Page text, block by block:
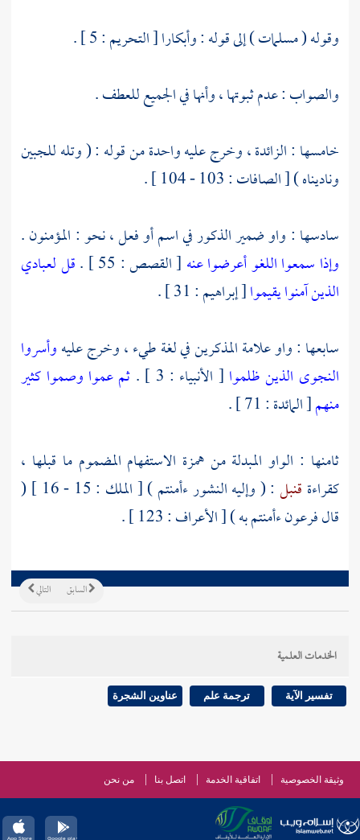
وقوله ( مسلمات ) إلى قوله : وأبكارا [ التحريم : 5 ] .
والصواب : عدم ثبوتها ، وأنها في الجميع للعطف .
خامسها : الزائدة ، وخرج عليه واحدة من قوله : ( وتله للجبين
وناديناه ) [ الصافات : 103 - 104 ] .
سادسها : واو ضمير الذكور في اسم أو فعل ، نحو : المؤمنون .
وإذا سمعوا اللغو أعرضوا عنه [ القصص : 55 ] .
قل لعبادي
الذين آمنوا يقيموا[ إبراهيم : 31 ] .
سابعها : واو علامة المذكرين في لغةطيء، وخرج عليهوأسروا
النجوى الذين ظلموا [ الأنبياء : 3 ] .
ثم عموا وصموا كثير
منهم[ المائدة : 71 ] .
ثامنها : الواو المبدلة من همزة الاستفهام المضموم ما قبلها ،
كقراءة قنبل
: ( وإليه النشور ءأمنتم ) [ الملك : 15 - 16 ] (
قال فرعون ءأمنتم به ) [ الأعراف : 123 ] .
التالي السابق
الخدمات العلمية
تفسير الآية ترجمة علم عناوين الشجرة
وثيقة الخصوصية اتفاقية الخدمة اتصل بنا من نحن